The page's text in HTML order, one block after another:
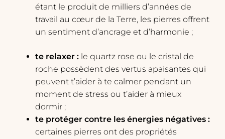
étant le produit de milliers d’années de
travail au cœur de la Terre, les pierres offrent
un sentiment d’ancrage et d’harmonie ;
te relaxer : le quartz rose ou le cristal de
roche possèdent des vertus apaisantes qui
peuvent t’aider à te calmer pendant un
moment de stress ou t’aider à mieux
dormir ;
te protéger contre les énergies négatives :
certaines pierres ont des propriétés